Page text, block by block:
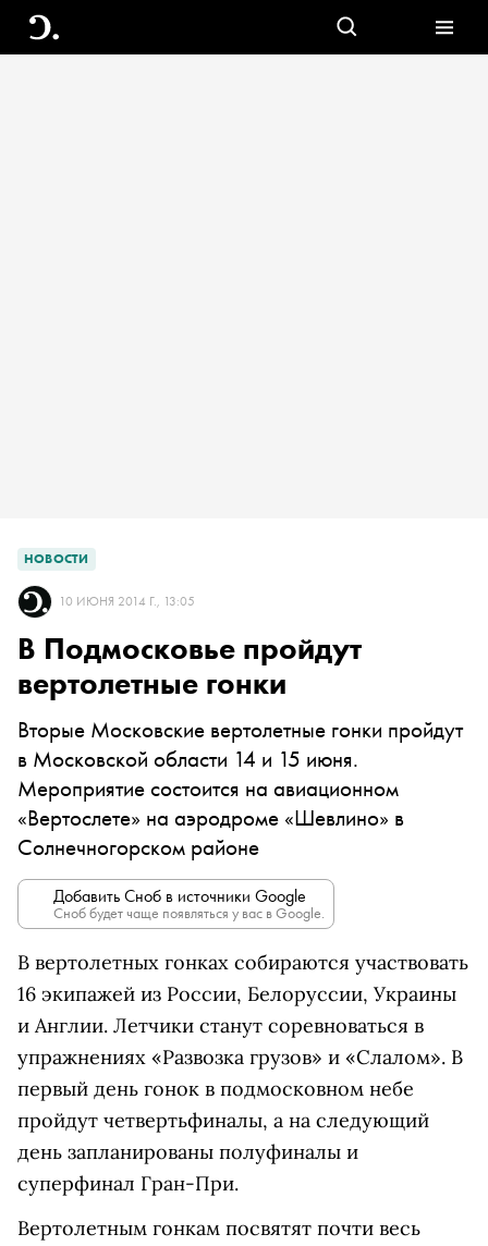
НОВОСТИ
10 ИЮНЯ 2014 Г., 13:05
В Подмосковье пройдут
вертолетные гонки
Вторые Московские вертолетные гонки пройдут
в Московской области 14 и 15 июня.
Мероприятие состоится на авиационном
«Вертослете» на аэродроме «Шевлино» в
Солнечногорском районе
Добавить Сноб в источники Google
Сноб будет чаще появляться у вас в Google.
В вертолетных гонках собираются участвовать
16 экипажей из России, Белоруссии, Украины
и Англии. Летчики станут соревноваться в
упражнениях «Развозка грузов» и «Слалом». В
первый день гонок в подмосковном небе
пройдут четвертьфиналы, а на следующий
день запланированы полуфиналы и
суперфинал Гран-При.
Вертолетным гонкам посвятят почти весь